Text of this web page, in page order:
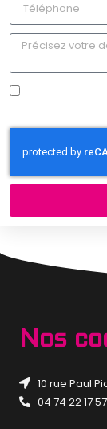
Nos
10 rue Paul
04 74 22 17 57